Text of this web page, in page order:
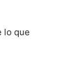
lo que